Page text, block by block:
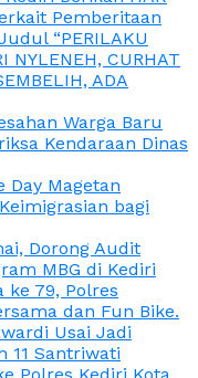
Pemberitaan
“PERILAKU
NYLENEH, CURHAT
ADA
Warga Baru
Kendaraan Dinas
Day Magetan
bagi
Dorong Audit
MBG di Kediri
ke 79, Polres
dan Fun Bike.
Usai Jadi
11 Santriwati